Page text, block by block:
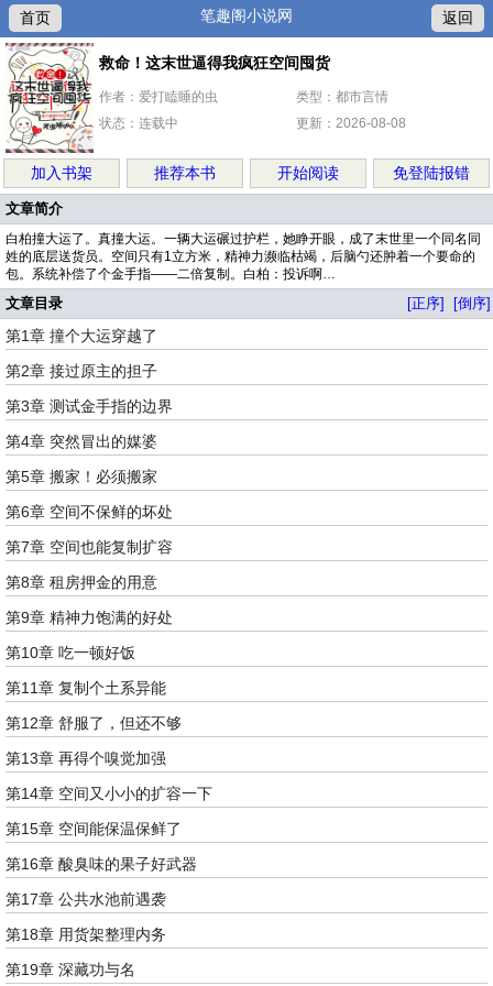
首页 笔趣阁小说网 返回
救命！这末世逼得我疯狂空间囤货
作者：爱打瞌睡的虫
类型：都市言情
状态：连载中
更新：2026-08-08
加入书架 推荐本书 开始阅读 免登陆报错
文章简介
白柏撞大运了。真撞大运。一辆大运碾过护栏，她睁开眼，成了末世里一个同名同
姓的底层送货员。空间只有1立方米，精神力濒临枯竭，后脑勺还肿着一个要命的
包。系统补偿了个金手指——二倍复制。白柏：投诉啊…
文章目录 [正序] [倒序]
第1章 撞个大运穿越了
第2章 接过原主的担子
第3章 测试金手指的边界
第4章 突然冒出的媒婆
第5章 搬家！必须搬家
第6章 空间不保鲜的坏处
第7章 空间也能复制扩容
第8章 租房押金的用意
第9章 精神力饱满的好处
第10章 吃一顿好饭
第11章 复制个土系异能
第12章 舒服了，但还不够
第13章 再得个嗅觉加强
第14章 空间又小小的扩容一下
第15章 空间能保温保鲜了
第16章 酸臭味的果子好武器
第17章 公共水池前遇袭
第18章 用货架整理内务
第19章 深藏功与名